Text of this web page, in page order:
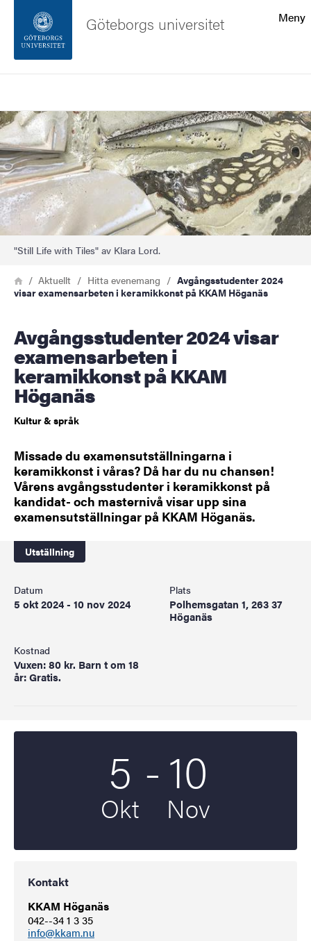
Sidfoten
Om webbplatsen
Meny
Göteborgs universitet
Bild
"Still Life with Tiles" av Klara Lord.
Länkstig
HemAktuellt Hitta evenemang
Avgångsstudenter 2024
visar examensarbeten i keramikkonst på KKAM Höganäs
Avgångsstudenter 2024 visar
examensarbeten i
keramikkonst på KKAM
Höganäs
Kultur & språk
Missade du examensutställningarna i
keramikkonst i våras? Då har du nu chansen!
Vårens avgångsstudenter i keramikkonst på
kandidat- och masternivå visar upp sina
examensutställningar på KKAM Höganäs.
Utställning
Datum
5 okt 2024 - 10 nov 2024
Plats
Polhemsgatan 1, 263 37
Höganäs
Kostnad
Vuxen: 80 kr. Barn t om 18
år: Gratis.
5
Okt
Till
-10
Nov
Kontakt
KKAM Höganäs
042--34 1 3 35
info@kkam.nu